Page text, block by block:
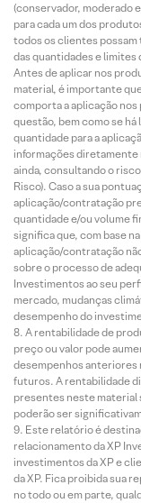
(conservador, moderado
para cada um dos
todos os clientes
das quantidades e limites
Antes de aplicar nos
material, é importante
comporta a aplicação
questão, bem como se
quantidade para a
informações diretamente
ainda, consultando o
Risco). Caso a sua
aplicação/contratação
quantidade e/ou volume
significa que, com base
aplicação/contratação
sobre o processo de
Investimentos ao seu
mercado, mudanças
desempenho do
A rentabilidade de
preço ou valor pode
desempenhos anteriores
futuros. A rentabilidade
presentes neste material
poderão ser
Este relatório é
relacionamento da XP
investimentos da XP e
da XP. Fica proibida sua
no todo ou em parte,